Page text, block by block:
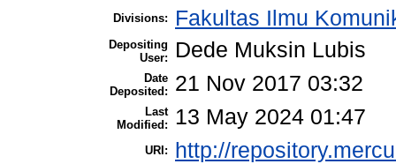
Divisions: Fakultas Ilmu
Depositing
User:
Dede Muksin Lubis
Date
Deposited:
21 Nov 2017 03:32
Last
Modified:
13 May 2024 01:47
URI: http://